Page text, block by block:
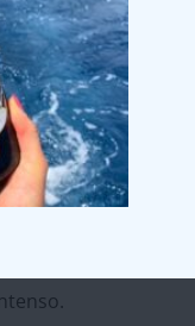
un interessante
. Se sei un
del buon bere,
entrambe le
, come
e ufficiale,